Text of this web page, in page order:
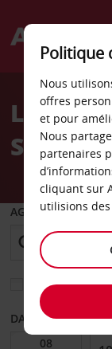
Welcome
Avis
AGENCE DE
DATE DE DÉBUT
Politique
Nous
offres
et pour
Nous
partenaires
cliquant sur
utilisions des